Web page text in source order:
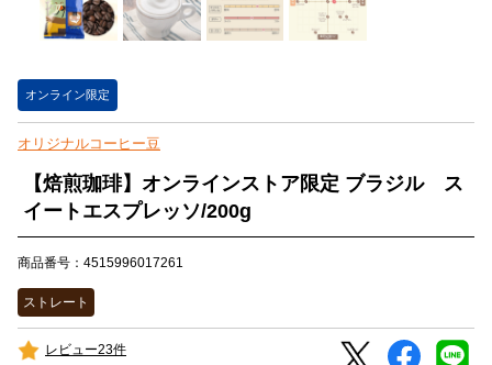
オンライン限定
オリジナルコーヒー豆
【焙煎珈琲】オンラインストア限定 ブラジル ス
イートエスプレッソ/200g
商品番号：4515996017261
ストレート
レビュー23件